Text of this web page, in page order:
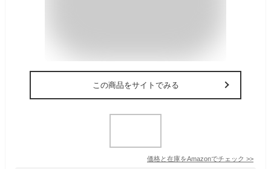
この商品をサイトでみる
価格と在庫をAmazonでチェック >>